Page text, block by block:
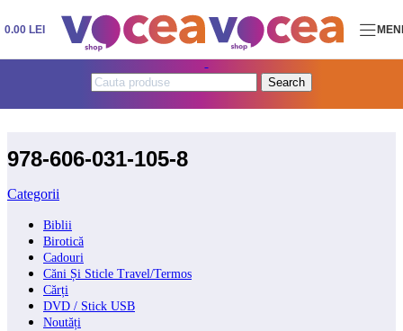
Skip to navigationSkip to main content
0.00 LEI
Search
978-606-031-105-8
Categorii
Biblii
Birotică
Cadouri
Căni Și Sticle Travel/Termos
Cărți
DVD / Stick USB
Noutăți